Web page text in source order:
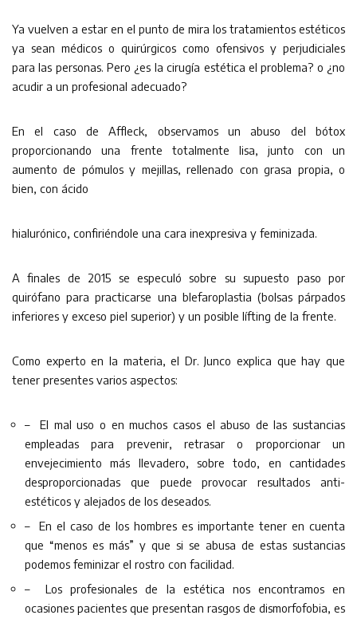
Ya vuelven a estar en el punto de mira los tratamientos estéticos
ya sean médicos o quirúrgicos como ofensivos y perjudiciales
para las personas. Pero ¿es la cirugía estética el problema? o ¿no
acudir a un profesional adecuado?
En el caso de Affleck, observamos un abuso del bótox
proporcionando una frente totalmente lisa, junto con un
aumento de pómulos y mejillas, rellenado con grasa propia, o
bien, con ácido
hialurónico, confiriéndole una cara inexpresiva y feminizada.
A finales de 2015 se especuló sobre su supuesto paso por
quirófano para practicarse una blefaroplastia (bolsas párpados
inferiores y exceso piel superior) y un posible lífting de la frente.
Como experto en la materia, el Dr. Junco explica que hay que
tener presentes varios aspectos:
– El mal uso o en muchos casos el abuso de las sustancias
empleadas para prevenir, retrasar o proporcionar un
envejecimiento más llevadero, sobre todo, en cantidades
desproporcionadas que puede provocar resultados anti-
estéticos y alejados de los deseados.
– En el caso de los hombres es importante tener en cuenta
que “menos es más” y que si se abusa de estas sustancias
podemos feminizar el rostro con facilidad.
– Los profesionales de la estética nos encontramos en
ocasiones pacientes que presentan rasgos de dismorfofobia, es